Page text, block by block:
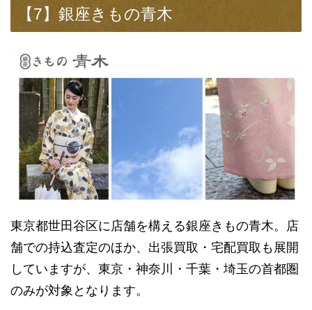
【7】銀座きもの青木
東京都世田谷区に店舗を構える銀座きもの青木。店
舗での持込査定のほか、出張買取・宅配買取も展開
していますが、東京・神奈川・千葉・埼玉の首都圏
のみが対象となります。